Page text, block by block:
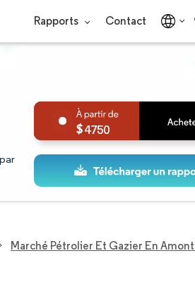
Rapports Contact
4750
Marché Pétrolier Et Gazier En Amont